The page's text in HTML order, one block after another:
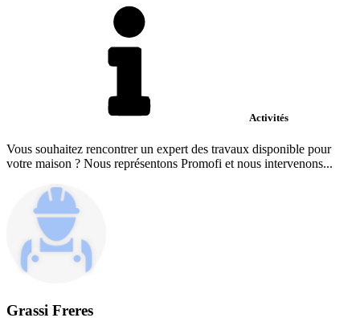
Activités
Vous souhaitez rencontrer un expert des travaux disponible pour
votre maison ? Nous représentons Promofi et nous intervenons...
Grassi Freres